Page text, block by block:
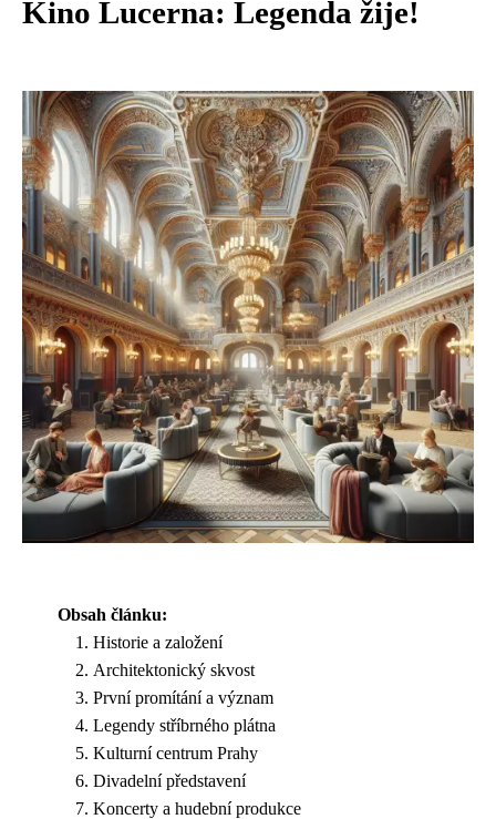
Kino Lucerna: Legenda žije!
Obsah článku:
Historie a založení
Architektonický skvost
První promítání a význam
Legendy stříbrného plátna
Kulturní centrum Prahy
Divadelní představení
Koncerty a hudební produkce